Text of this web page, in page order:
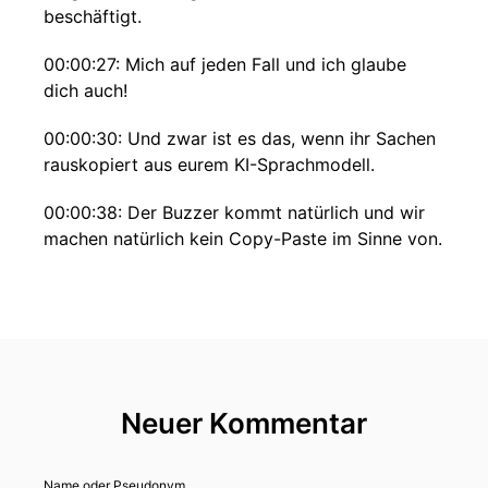
beschäftigt.
00:00:27: Mich auf jeden Fall und ich glaube
dich auch!
00:00:30: Und zwar ist es das, wenn ihr Sachen
rauskopiert aus eurem KI-Sprachmodell.
00:00:38: Der Buzzer kommt natürlich und wir
machen natürlich kein Copy-Paste im Sinne von.
00:00:49: Wir arbeiten ja mit dem Text natürlich
weiter, aber wir brauchen den vielleicht in einem
Neuer Kommentar